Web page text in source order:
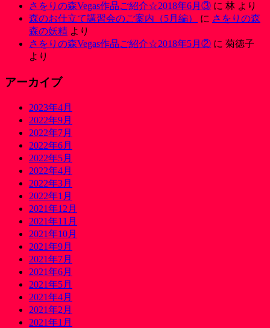
さをりの森Vegas作品ご紹介☆2018年6月③ に 林 より
森のお仕立て講習会のご案内（5月編）
に さをりの森
森の妖精 より
さをりの森Vegas作品ご紹介☆2018年5月② に 菊徳子
より
アーカイブ
2023年4月
2022年9月
2022年7月
2022年6月
2022年5月
2022年4月
2022年3月
2022年1月
2021年12月
2021年11月
2021年10月
2021年9月
2021年7月
2021年6月
2021年5月
2021年4月
2021年2月
2021年1月